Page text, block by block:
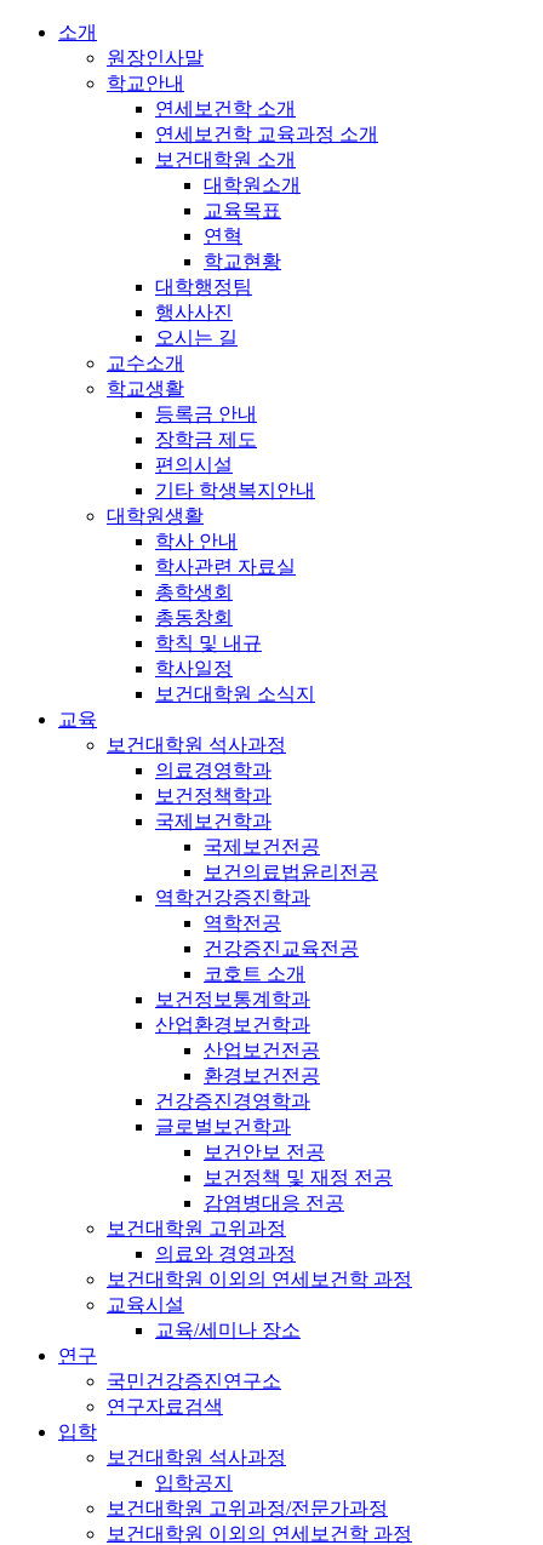
소개
원장인사말
학교안내
연세보건학 소개
연세보건학 교육과정 소개
보건대학원 소개
대학원소개
교육목표
연혁
학교현황
대학행정팀
행사사진
오시는 길
교수소개
학교생활
등록금 안내
장학금 제도
편의시설
기타 학생복지안내
대학원생활
학사 안내
학사관련 자료실
총학생회
총동창회
학칙 및 내규
학사일정
보건대학원 소식지
교육
보건대학원 석사과정
의료경영학과
보건정책학과
국제보건학과
국제보건전공
보건의료법윤리전공
역학건강증진학과
역학전공
건강증진교육전공
코호트 소개
보건정보통계학과
산업환경보건학과
산업보건전공
환경보건전공
건강증진경영학과
글로벌보건학과
보건안보 전공
보건정책 및 재정 전공
감염병대응 전공
보건대학원 고위과정
의료와 경영과정
보건대학원 이외의 연세보건학 과정
교육시설
교육/세미나 장소
연구
국민건강증진연구소
연구자료검색
입학
보건대학원 석사과정
입학공지
보건대학원 고위과정/전문가과정
보건대학원 이외의 연세보건학 과정